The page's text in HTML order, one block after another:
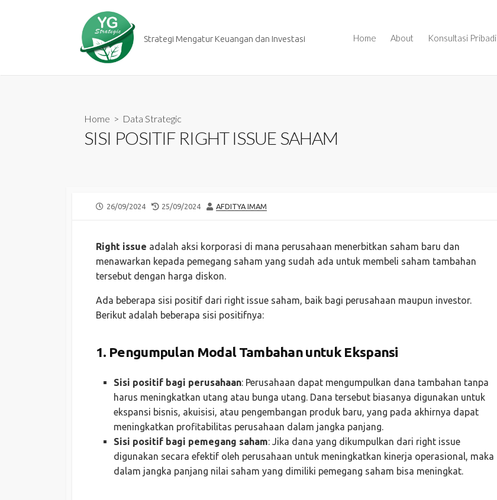
Strategi Mengatur Keuangan dan Investasi Home About Konsultasi Pribadi
Home > Data Strategic
SISI POSITIF RIGHT ISSUE SAHAM
PUBLISHED
26/09/2024
LAST
25/09/2024 AUTHOR
AFDITYA IMAM
Right issue adalah aksi korporasi di mana perusahaan menerbitkan saham baru dan
menawarkan kepada pemegang saham yang sudah ada untuk membeli saham tambahan
tersebut dengan harga diskon.
Ada beberapa sisi positif dari right issue saham, baik bagi perusahaan maupun investor.
Berikut adalah beberapa sisi positifnya:
1. Pengumpulan Modal Tambahan untuk Ekspansi
Sisi positif bagi perusahaan: Perusahaan dapat mengumpulkan dana tambahan tanpa
harus meningkatkan utang atau bunga utang. Dana tersebut biasanya digunakan untuk
ekspansi bisnis, akuisisi, atau pengembangan produk baru, yang pada akhirnya dapat
meningkatkan profitabilitas perusahaan dalam jangka panjang.
Sisi positif bagi pemegang saham: Jika dana yang dikumpulkan dari right issue
digunakan secara efektif oleh perusahaan untuk meningkatkan kinerja operasional, maka
dalam jangka panjang nilai saham yang dimiliki pemegang saham bisa meningkat.